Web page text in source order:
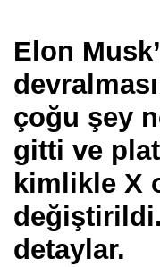
Elon
çoğu şey
gitti ve
kimlikle X
detaylar.